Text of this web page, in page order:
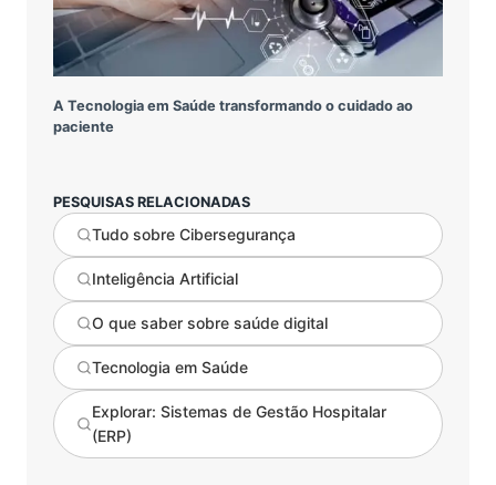
A Tecnologia em Saúde transformando o cuidado ao
paciente
PESQUISAS RELACIONADAS
Tudo sobre Cibersegurança
Inteligência Artificial
O que saber sobre saúde digital
Tecnologia em Saúde
Explorar: Sistemas de Gestão Hospitalar
(ERP)